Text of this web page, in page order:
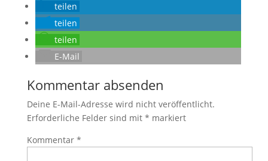
teilen
teilen
teilen
E-Mail
Kommentar absenden
Deine E-Mail-Adresse wird nicht veröffentlicht.
Erforderliche Felder sind mit * markiert
Kommentar *